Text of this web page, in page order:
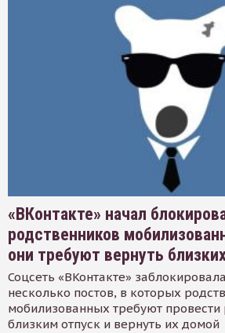
«ВКонтакте» начал
родственников
они требуют вернуть
Соцсеть «ВКонтакте»
несколько постов, в которых
мобилизованных требуют провести
близким отпуск и вернуть их домой